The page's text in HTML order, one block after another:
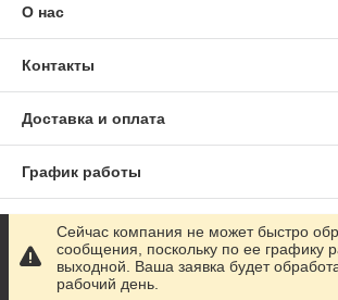
О нас
Контакты
Доставка и оплата
График работы
Полная версия сайта
Сайт создан на маркетплейсе Satu.kz
Сейчас компания не может быстро
сообщения, поскольку по ее графику
выходной. Ваша заявка будет
рабочий день.